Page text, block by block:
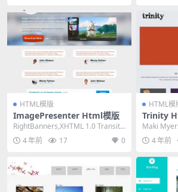
HTML模版
ImagePresenter Html模版
RightBanners,XHTML 1.0 Transiti
onal,Fixe...
4 年前 17 0
HTML模
Trinity
Maki
4 Columns...
4 年前